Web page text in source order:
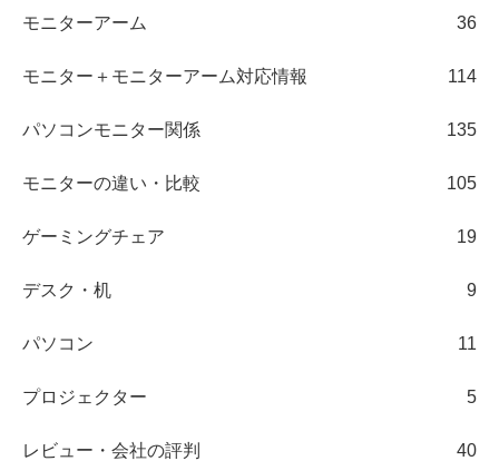
モニターアーム 36
モニター＋モニターアーム対応情報 114
パソコンモニター関係 135
モニターの違い・比較 105
ゲーミングチェア 19
デスク・机 9
パソコン 11
プロジェクター 5
レビュー・会社の評判 40